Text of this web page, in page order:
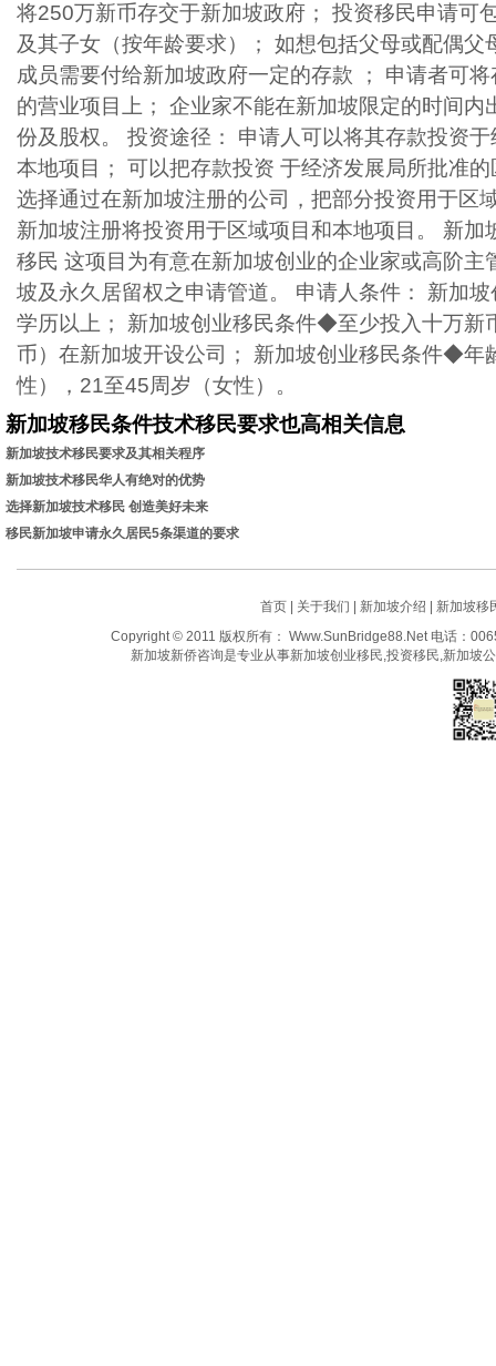
将250万新币存交于新加坡政府； 投资移民申请可
及其子女（按年龄要求）； 如想包括父母或配偶父
成员需要付给新加坡政府一定的存款 ； 申请者可
的营业项目上； 企业家不能在新加坡限定的时间内
份及股权。 投资途径： 申请人可以将其存款投资
本地项目； 可以把存款投资 于经济发展局所批准
选择通过在新加坡注册的公司，把部分投资用于区
新加坡注册将投资用于区域项目和本地项目。 新加
移民 这项目为有意在新加坡创业的企业家或高阶主
坡及永久居留权之申请管道。 申请人条件： 新加
学历以上； 新加坡创业移民条件◆至少投入十万新
币）在新加坡开设公司； 新加坡创业移民条件◆年
性），21至45周岁（女性）。
新加坡移民条件技术移民要求也高相关信息
新加坡技术移民要求及其相关程序
新加坡技术移民华人有绝对的优势
选择新加坡技术移民 创造美好未来
移民新加坡申请永久居民5条渠道的要求
首页| 关于我们 新加坡介绍
新加坡移
Copyright © 2011 版权所有： Www.SunBridge88.Net 电话：
新加坡新侨咨询是专业从事新加坡创业移民,投资移民,新加坡